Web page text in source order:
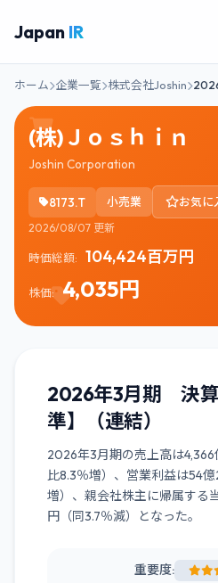
Japan IR
ホーム 企業一覧 株式会社Joshin
(株)Ｊｏｓｈｉｎ
Joshin Corporation
8173.T 小売業 お気に
2026/08/07 更新
時価総額: 104,424百万円
株価: 4,035円
2026年3月期 決
準】（連結）
2026年3月期の売上高は
比8.3％増）、営業利益は54
増）、親会社株主に帰属する
円（同3.7％減）となった。
重要度: